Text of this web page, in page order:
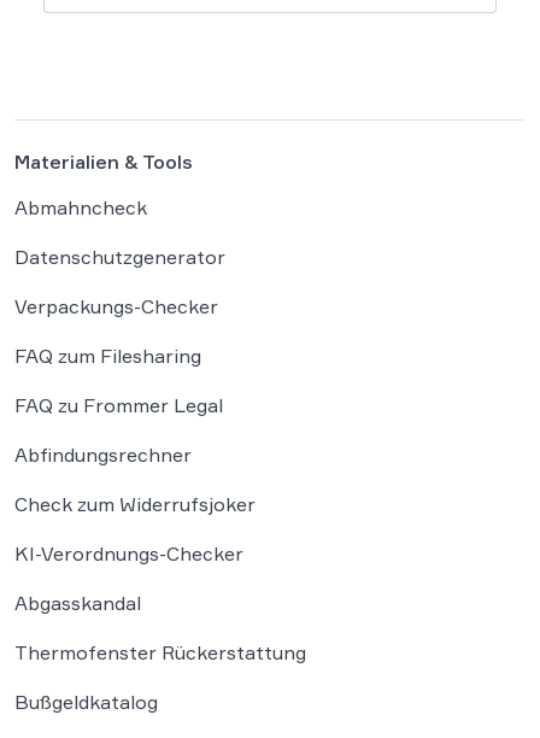
zwei Grundsatzverfahren, ob diese Praxis
Materialien & Tools
Abmahncheck
Datenschutzgenerator
Verpackungs-Checker
FAQ zum Filesharing
FAQ zu Frommer Legal
Abfindungsrechner
Check zum Widerrufsjoker
KI-Verordnungs-Checker
Abgasskandal
Thermofenster Rückerstattung
Bußgeldkatalog